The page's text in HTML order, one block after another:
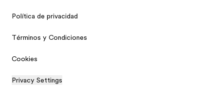
Política de privacidad
Términos y Condiciones
Cookies
Privacy Settings